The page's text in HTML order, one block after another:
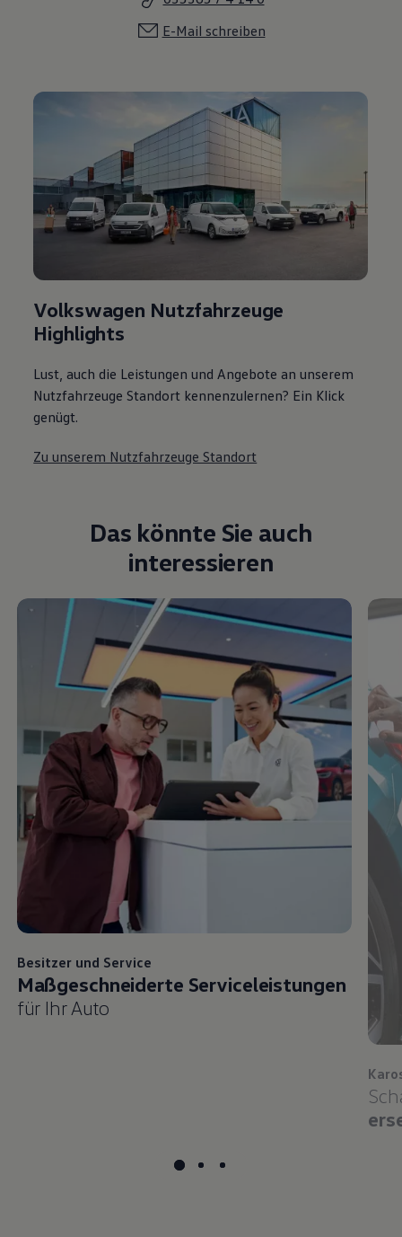
E-Mail schreiben
Volkswagen Nutzfahrzeuge
Highlights
Lust, auch die Leistungen und Angebote an unserem
Nutzfahrzeuge Standort kennenzulernen? Ein Klick
genügt.
Zu unserem Nutzfahrzeuge Standort
Das könnte Sie auch
interessieren
Besitzer und Service
Maßgeschneiderte Serviceleistungen
für Ihr Auto